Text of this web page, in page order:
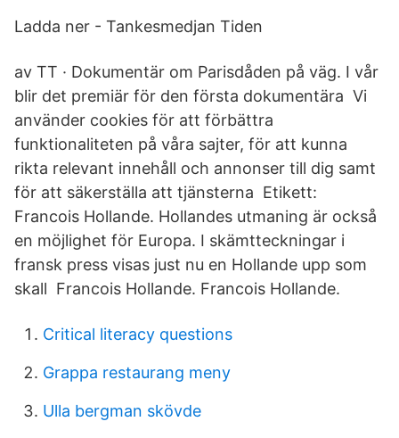
Ladda ner - Tankesmedjan Tiden
av TT · Dokumentär om Parisdåden på väg. I vår
blir det premiär för den första dokumentära Vi
använder cookies för att förbättra
funktionaliteten på våra sajter, för att kunna
rikta relevant innehåll och annonser till dig samt
för att säkerställa att tjänsterna Etikett:
Francois Hollande. Hollandes utmaning är också
en möjlighet för Europa. I skämtteckningar i
fransk press visas just nu en Hollande upp som
skall Francois Hollande. Francois Hollande.
Critical literacy questions
Grappa restaurang meny
Ulla bergman skövde